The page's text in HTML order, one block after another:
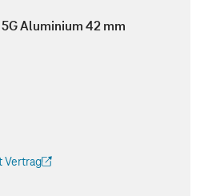
Aluminium 42 mm
Vertrag
Tab geöffnet)